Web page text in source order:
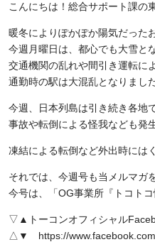
こんにちは！総合サポート課の
暖冬によりぽかぽか陽気だった
今週月曜日は、都心でも大雪とな
交通機関の乱れや間引き運転によ
通勤時の駅は大混乱となりました
今週、日本列島は引き続き各地
事故や転倒による怪我なども発
凍結による転倒など外出時には
それでは、今週号も当メルマガ
今号は、「OG事業所『トコトコ
▽▲トーコンオフィシャル
△▼ https://